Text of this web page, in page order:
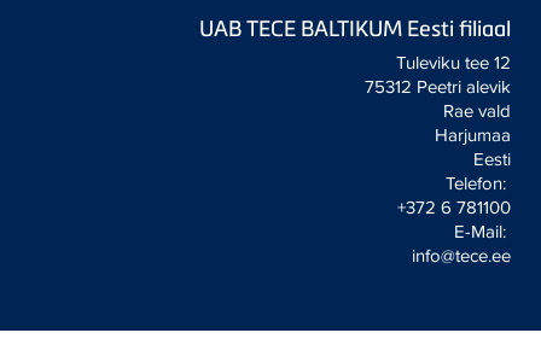
UABTECE BALTIKUM Eesti filiaal
Tuleviku tee 12
75312 Peetri alevik
Rae vald
Harjumaa
Eesti
Telefon:
+372 6 781100
E-Mail:
info@tece.ee